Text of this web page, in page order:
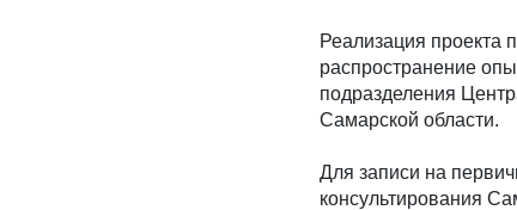
Реализация проекта
распространение
подразделения
Самарской области.
Для записи на
консультирования